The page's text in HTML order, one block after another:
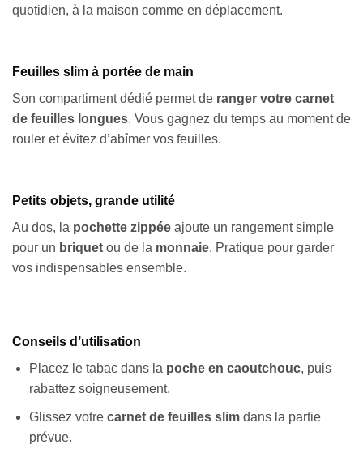
quotidien, à la maison comme en déplacement.
Feuilles slim à portée de main
Son compartiment dédié permet de ranger votre carnet
de feuilles longues. Vous gagnez du temps au moment de
rouler et évitez d’abîmer vos feuilles.
Petits objets, grande utilité
Au dos, la pochette zippée ajoute un rangement simple
pour un briquet ou de la monnaie. Pratique pour garder
vos indispensables ensemble.
Conseils d’utilisation
Placez le tabac dans la poche en caoutchouc, puis
rabattez soigneusement.
Glissez votre carnet de feuilles slimdans la partie
prévue.